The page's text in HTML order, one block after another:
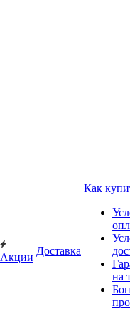
Акции
Доставка
Как
на